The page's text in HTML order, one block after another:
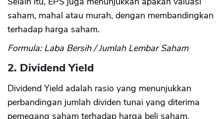
saham, mahal atau murah, dengan membandingkan
terhadap harga saham.
Formula: Laba Bersih / Jumlah Lembar Saham
2. Dividend Yield
Dividend Yield adalah rasio yang menunjukkan
perbandingan jumlah dividen tunai yang diterima
pemegang saham terhadap harga beli saham.